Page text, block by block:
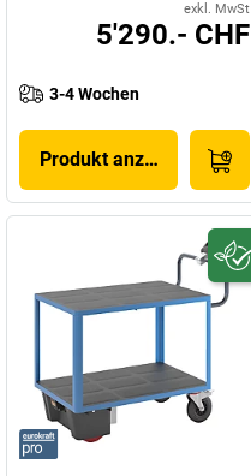
exkl. MwSt
5'290.- CHF
3-4 Wochen
Produkt anzeigen